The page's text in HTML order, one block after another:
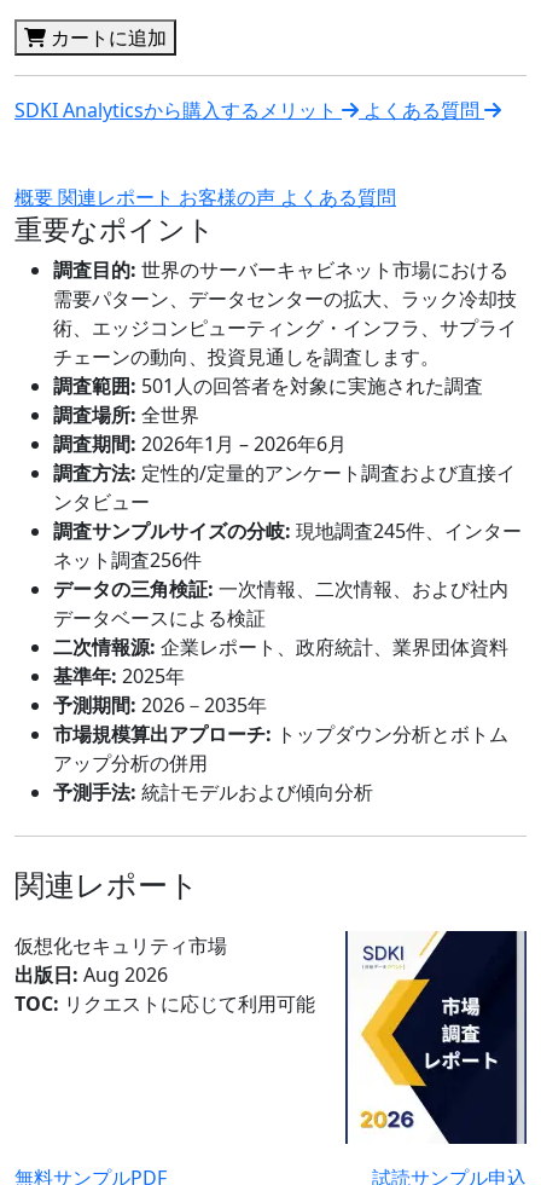
カートに追加
SDKI Analyticsから購入するメリット よくある質問
概要関連レポート お客様の声 よくある質問
重要なポイント
調査目的: 世界のサーバーキャビネット市場における
需要パターン、データセンターの拡大、ラック冷却技
術、エッジコンピューティング・インフラ、サプライ
チェーンの動向、投資見通しを調査します。
調査範囲: 501人の回答者を対象に実施された調査
調査場所: 全世界
調査期間: 2026年1月 – 2026年6月
調査方法: 定性的/定量的アンケート調査および直接イ
ンタビュー
調査サンプルサイズの分岐: 現地調査245件、インター
ネット調査256件
データの三角検証: 一次情報、二次情報、および社内
データベースによる検証
二次情報源: 企業レポート、政府統計、業界団体資料
基準年: 2025年
予測期間: 2026－2035年
市場規模算出アプローチ: トップダウン分析とボトム
アップ分析の併用
予測手法: 統計モデルおよび傾向分析
関連レポート
仮想化セキュリティ市場
出版日: Aug 2026
TOC: リクエストに応じて利用可能
無料サンプルPDF
試読サンプル申込